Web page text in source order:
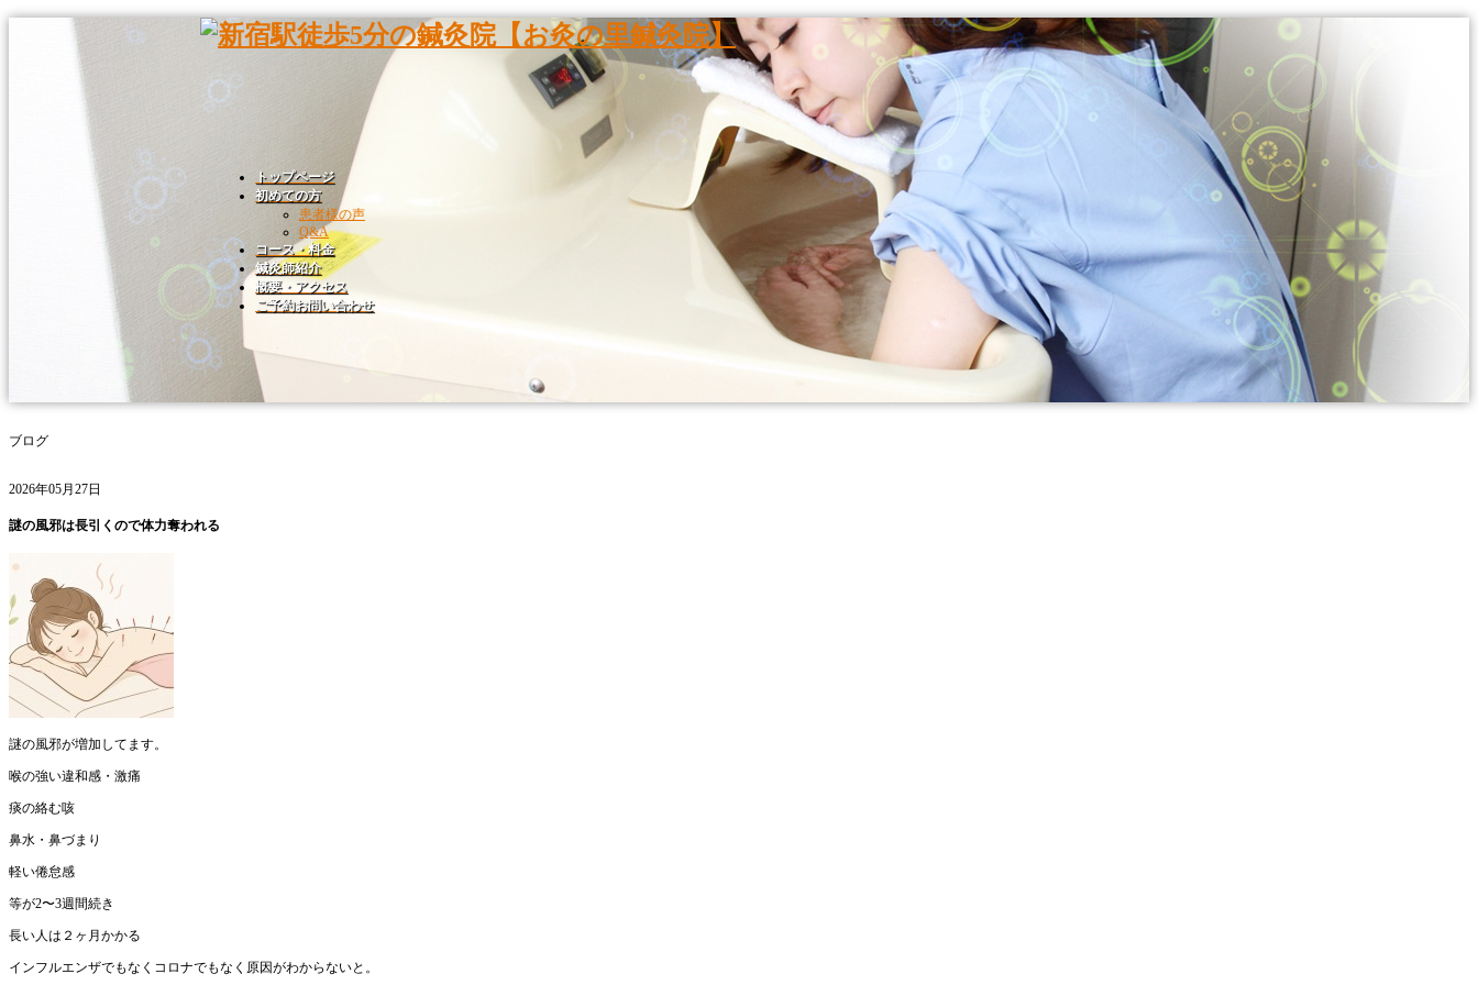
トップページ
初めての方
患者様の声
Q&A
コース・料金
鍼灸師紹介
概要・アクセス
ご予約お問い合わせ
ブログ
2026年05月27日
謎の風邪は長引くので体力奪われる
謎の風邪が増加してます。
喉の強い違和感・激痛
痰の絡む咳
鼻水・鼻づまり
軽い倦怠感
等が2〜3週間続き
長い人は２ヶ月かかる
インフルエンザでもなくコロナでもなく原因がわからないと。